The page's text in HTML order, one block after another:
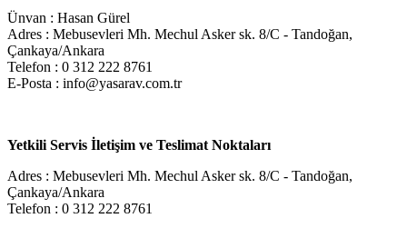
Ünvan : Hasan Gürel
Adres : Mebusevleri Mh. Mechul Asker sk. 8/C - Tandoğan,
Çankaya/Ankara
Telefon : 0 312 222 8761
E-Posta : info@yasarav.com.tr
Yetkili Servis İletişim ve Teslimat Noktaları
Adres : Mebusevleri Mh. Mechul Asker sk. 8/C - Tandoğan,
Çankaya/Ankara
Telefon : 0 312 222 8761